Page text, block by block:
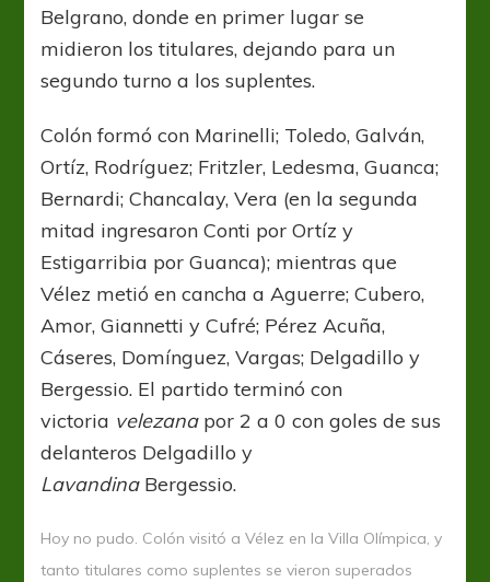
Belgrano, donde en primer lugar se
midieron los titulares, dejando para un
segundo turno a los suplentes.
Colón formó con Marinelli; Toledo, Galván,
Ortíz, Rodríguez; Fritzler, Ledesma, Guanca;
Bernardi; Chancalay, Vera (en la segunda
mitad ingresaron Conti por Ortíz y
Estigarribia por Guanca); mientras que
Vélez metió en cancha a Aguerre; Cubero,
Amor, Giannetti y Cufré; Pérez Acuña,
Cáseres, Domínguez, Vargas; Delgadillo y
Bergessio. El partido terminó con
victoria velezanapor 2 a 0 con goles de sus
delanteros Delgadillo y
LavandinaBergessio.
Hoy no pudo. Colón visitó a Vélez en la Villa Olímpica, y
tanto titulares como suplentes se vieron superados